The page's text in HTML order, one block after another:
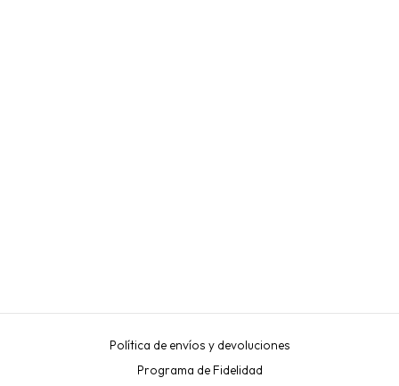
Política de envíos y devoluciones
Programa de Fidelidad